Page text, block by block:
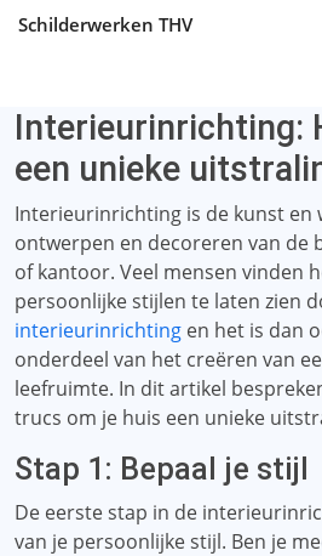
Schilderwerken THV
Interieurinrichting:
een unieke
Interieurinrichting is de kunst en
ontwerpen en decoreren van de
of kantoor. Veel mensen vinden
persoonlijke stijlen te laten zien
interieurinrichting en het is dan
onderdeel van het creëren van
leefruimte. In dit artikel
trucs om je huis een unieke
Stap 1: Bepaal je stijl
De eerste stap in de
van je persoonlijke stijl. Ben je